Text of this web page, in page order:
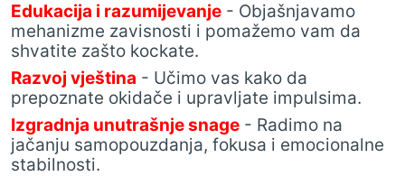
Edukacija i razumijevanje - Objašnjavamo
mehanizme zavisnosti i pomažemo vam da
shvatite zašto kockate.
Razvoj vještina - Učimo vas kako da
prepoznate okidače i upravljate impulsima.
Izgradnja unutrašnje snage - Radimo na
jačanju samopouzdanja, fokusa i emocionalne
stabilnosti.